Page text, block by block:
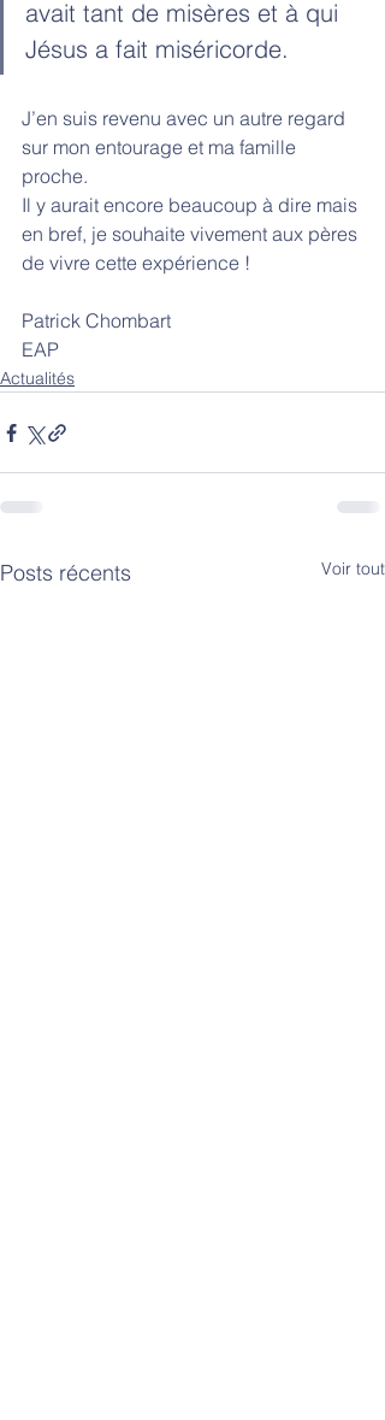
avait tant de misères et à qui
Jésus a fait miséricorde.
J’en suis revenu avec un autre regard
sur mon entourage et ma famille
proche.
Il y aurait encore beaucoup à dire mais
en bref, je souhaite vivement aux pères
de vivre cette expérience !
Patrick Chombart
EAP
Actualités
Posts récents Voir tout